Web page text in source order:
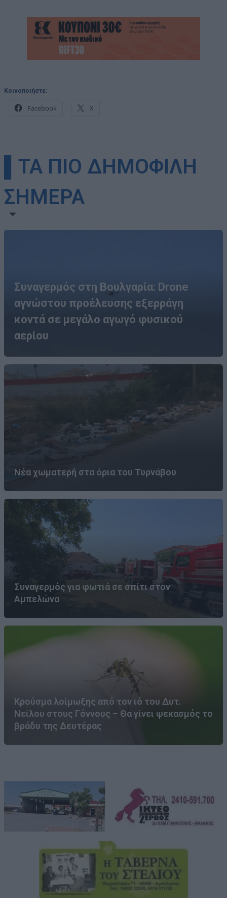
Κοινοποιήστε:
Facebook X
▌ΤΑ ΠΙΟ ΔΗΜΟΦΙΛΗ
ΣΗΜΕΡΑ
Συναγερμός στη Βουλγαρία: Drone
αγνώστου προέλευσης εξερράγη
κοντά σε μεγάλο αγωγό φυσικού
αερίου
Νέα χωματερή στα όρια του Τυρνάβου
Συναγερμός για φωτιά σε σπίτι στον
Αμπελώνα
Κρούσμα λοίμωξης από τον ιό του Δυτ.
Νείλου στους Γόννους – Θα γίνει ψεκασμός το
βράδυ της Δευτέρας